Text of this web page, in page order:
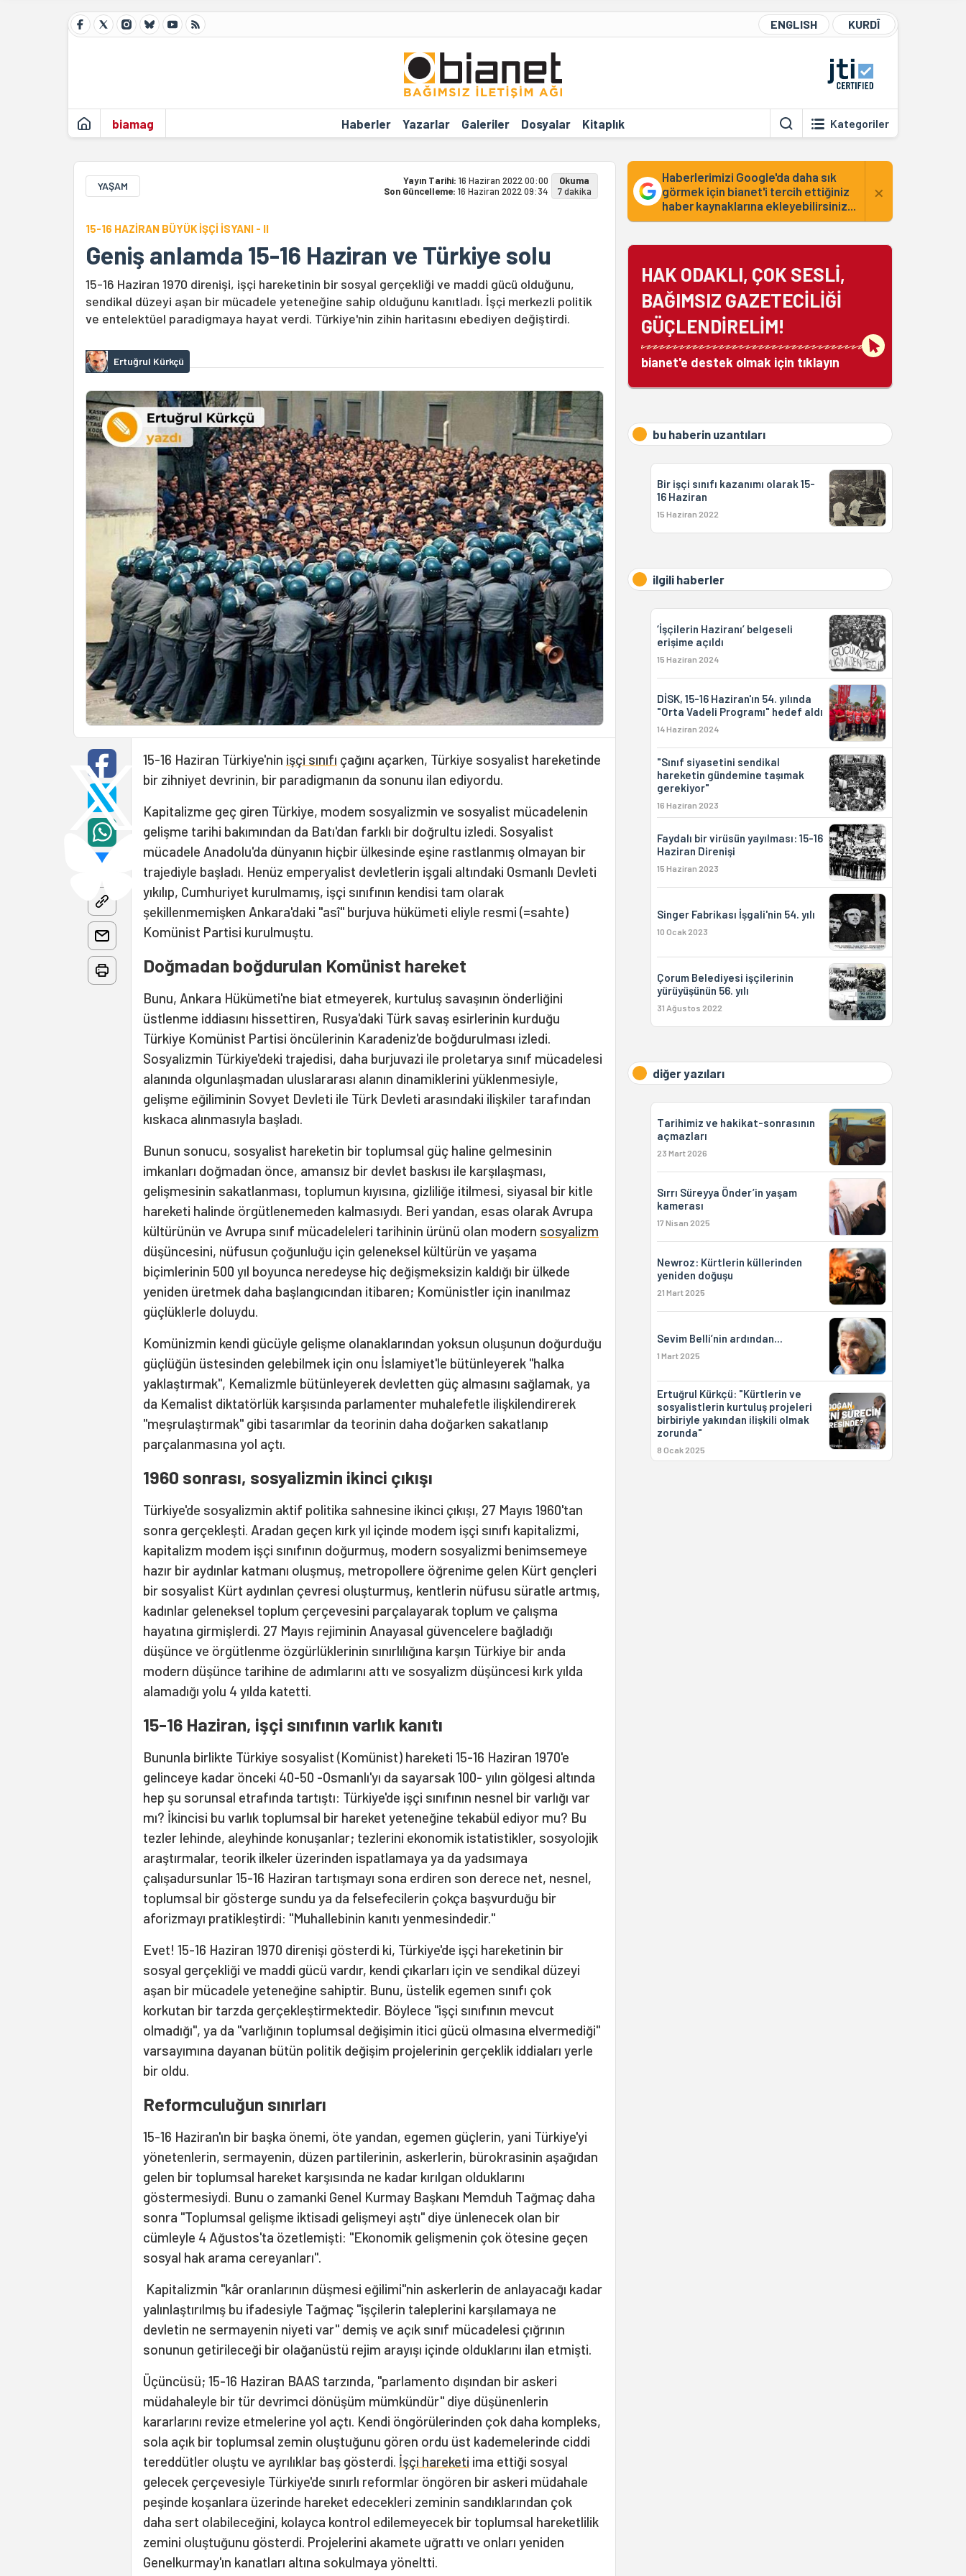
ENGLISH KURDÎ
biamag Haberler Yazarlar Galeriler Dosyalar Kitaplık Kategoriler
YAŞAM Yayın Tarihi: 16 Haziran 2022 00:00
Son Güncelleme: 16 Haziran 2022 09:34
Okuma
7 dakika
15-16 HAZİRAN BÜYÜK İŞÇİ İSYANI - II
Geniş anlamda 15-16 Haziran ve Türkiye solu
15-16 Haziran 1970 direnişi, işçi hareketinin bir sosyal gerçekliği ve maddi gücü olduğunu,
sendikal düzeyi aşan bir mücadele yeteneğine sahip olduğunu kanıtladı. İşçi merkezli politik
ve entelektüel paradigmaya hayat verdi. Türkiye'nin zihin haritasını ebediyen değiştirdi.
Ertuğrul Kürkçü
15-16 Haziran Türkiye'nin işçi sınıfı çağını açarken, Türkiye sosyalist hareketinde
bir zihniyet devrinin, bir paradigmanın da sonunu ilan ediyordu.
Kapitalizme geç giren Türkiye, modem sosyalizmin ve sosyalist mücadelenin
gelişme tarihi bakımından da Batı'dan farklı bir doğrultu izledi. Sosyalist
mücadele Anadolu'da dünyanın hiçbir ülkesinde eşine rastlanmış olmayan bir
trajediyle başladı. Henüz emperyalist devletlerin işgali altındaki Osmanlı Devleti
yıkılıp, Cumhuriyet kurulmamış, işçi sınıfının kendisi tam olarak
şekillenmemişken Ankara'daki "asî" burjuva hükümeti eliyle resmi (=sahte)
Komünist Partisi kurulmuştu.
Doğmadan boğdurulan Komünist hareket
Bunu, Ankara Hükümeti'ne biat etmeyerek, kurtuluş savaşının önderliğini
üstlenme iddiasını hissettiren, Rusya'daki Türk savaş esirlerinin kurduğu
Türkiye Komünist Partisi öncülerinin Karadeniz'de boğdurulması izledi.
Sosyalizmin Türkiye'deki trajedisi, daha burjuvazi ile proletarya sınıf mücadelesi
alanında olgunlaşmadan uluslararası alanın dinamiklerini yüklenmesiyle,
gelişme eğiliminin Sovyet Devleti ile Türk Devleti arasındaki ilişkiler tarafından
kıskaca alınmasıyla başladı.
Bunun sonucu, sosyalist hareketin bir toplumsal güç haline gelmesinin
imkanları doğmadan önce, amansız bir devlet baskısı ile karşılaşması,
gelişmesinin sakatlanması, toplumun kıyısına, gizliliğe itilmesi, siyasal bir kitle
hareketi halinde örgütlenemeden kalmasıydı. Beri yandan, esas olarak Avrupa
kültürünün ve Avrupa sınıf mücadeleleri tarihinin ürünü olan modern sosyalizm
düşüncesini, nüfusun çoğunluğu için geleneksel kültürün ve yaşama
biçimlerinin 500 yıl boyunca neredeyse hiç değişmeksizin kaldığı bir ülkede
yeniden üretmek daha başlangıcından itibaren; Komünistler için inanılmaz
güçlüklerle doluydu.
Komünizmin kendi gücüyle gelişme olanaklarından yoksun oluşunun doğurduğu
güçlüğün üstesinden gelebilmek için onu İslamiyet'le bütünleyerek "halka
yaklaştırmak", Kemalizmle bütünleyerek devletten güç almasını sağlamak, ya
da Kemalist diktatörlük karşısında parlamenter muhalefetle ilişkilendirerek
"meşrulaştırmak" gibi tasarımlar da teorinin daha doğarken sakatlanıp
parçalanmasına yol açtı.
1960 sonrası, sosyalizmin ikinci çıkışı
Türkiye'de sosyalizmin aktif politika sahnesine ikinci çıkışı, 27 Mayıs 1960'tan
sonra gerçekleşti. Aradan geçen kırk yıl içinde modem işçi sınıfı kapitalizmi,
kapitalizm modem işçi sınıfının doğurmuş, modern sosyalizmi benimsemeye
hazır bir aydınlar katmanı oluşmuş, metropollere öğrenime gelen Kürt gençleri
bir sosyalist Kürt aydınlan çevresi oluşturmuş, kentlerin nüfusu süratle artmış,
kadınlar geleneksel toplum çerçevesini parçalayarak toplum ve çalışma
hayatına girmişlerdi. 27 Mayıs rejiminin Anayasal güvencelere bağladığı
düşünce ve örgütlenme özgürlüklerinin sınırlılığına karşın Türkiye bir anda
modern düşünce tarihine de adımlarını attı ve sosyalizm düşüncesi kırk yılda
alamadığı yolu 4 yılda katetti.
15-16 Haziran, işçi sınıfının varlık kanıtı
Bununla birlikte Türkiye sosyalist (Komünist) hareketi 15-16 Haziran 1970'e
gelinceye kadar önceki 40-50 -Osmanlı'yı da sayarsak 100- yılın gölgesi altında
hep şu sorunsal etrafında tartıştı: Türkiye'de işçi sınıfının nesnel bir varlığı var
mı? İkincisi bu varlık toplumsal bir hareket yeteneğine tekabül ediyor mu? Bu
tezler lehinde, aleyhinde konuşanlar; tezlerini ekonomik istatistikler, sosyolojik
araştırmalar, teorik ilkeler üzerinden ispatlamaya ya da yadsımaya
çalışadursunlar 15-16 Haziran tartışmayı sona erdiren son derece net, nesnel,
toplumsal bir gösterge sundu ya da felsefecilerin çokça başvurduğu bir
aforizmayı pratikleştirdi: "Muhallebinin kanıtı yenmesindedir."
Evet! 15-16 Haziran 1970 direnişi gösterdi ki, Türkiye'de işçi hareketinin bir
sosyal gerçekliği ve maddi gücü vardır, kendi çıkarları için ve sendikal düzeyi
aşan bir mücadele yeteneğine sahiptir. Bunu, üstelik egemen sınıfı çok
korkutan bir tarzda gerçekleştirmektedir. Böylece "işçi sınıfının mevcut
olmadığı", ya da "varlığının toplumsal değişimin itici gücü olmasına elvermediği"
varsayımına dayanan bütün politik değişim projelerinin gerçeklik iddiaları yerle
bir oldu.
Reformculuğun sınırları
15-16 Haziran'ın bir başka önemi, öte yandan, egemen güçlerin, yani Türkiye'yi
yönetenlerin, sermayenin, düzen partilerinin, askerlerin, bürokrasinin aşağıdan
gelen bir toplumsal hareket karşısında ne kadar kırılgan olduklarını
göstermesiydi. Bunu o zamanki Genel Kurmay Başkanı Memduh Tağmaç daha
sonra "Toplumsal gelişme iktisadi gelişmeyi aştı" diye ünlenecek olan bir
cümleyle 4 Ağustos'ta özetlemişti: "Ekonomik gelişmenin çok ötesine geçen
sosyal hak arama cereyanları".
Kapitalizmin "kâr oranlarının düşmesi eğilimi"nin askerlerin de anlayacağı kadar
yalınlaştırılmış bu ifadesiyle Tağmaç "işçilerin taleplerini karşılamaya ne
devletin ne sermayenin niyeti var" demiş ve açık sınıf mücadelesi çığrının
sonunun getirileceği bir olağanüstü rejim arayışı içinde olduklarını ilan etmişti.
Üçüncüsü; 15-16 Haziran BAAS tarzında, "parlamento dışından bir askeri
müdahaleyle bir tür devrimci dönüşüm mümkündür" diye düşünenlerin
kararlarını revize etmelerine yol açtı. Kendi öngörülerinden çok daha kompleks,
sola açık bir toplumsal zemin oluştuğunu gören ordu üst kademelerinde ciddi
tereddütler oluştu ve ayrılıklar baş gösterdi. İşçi hareketi ima ettiği sosyal
gelecek çerçevesiyle Türkiye'de sınırlı reformlar öngören bir askeri müdahale
peşinde koşanlara üzerinde hareket edecekleri zeminin sandıklarından çok
daha sert olabileceğini, kolayca kontrol edilemeyecek bir toplumsal hareketlilik
zemini oluştuğunu gösterdi. Projelerini akamete uğrattı ve onları yeniden
Genelkurmay'ın kanatları altına sokulmaya yöneltti.
Haberlerimizi Google'da daha sık
görmek için bianet'i tercih ettiğiniz
haber kaynaklarına ekleyebilirsiniz...
×
HAK ODAKLI, ÇOK SESLİ,
BAĞIMSIZ GAZETECİLİĞİ
GÜÇLENDİRELİM!
bianet'e destek olmak için tıklayın
bu haberin uzantıları
Bir işçi sınıfı kazanımı olarak 15-
16 Haziran
15 Haziran 2022
ilgili haberler
‘İşçilerin Haziranı’ belgeseli
erişime açıldı
15 Haziran 2024
DİSK, 15-16 Haziran'ın 54. yılında
"Orta Vadeli Programı" hedef aldı
14 Haziran 2024
"Sınıf siyasetini sendikal
hareketin gündemine taşımak
gerekiyor"
16 Haziran 2023
Faydalı bir virüsün yayılması: 15-16
Haziran Direnişi
15 Haziran 2023
Singer Fabrikası İşgali'nin 54. yılı
10 Ocak 2023
Çorum Belediyesi işçilerinin
yürüyüşünün 56. yılı
31 Ağustos 2022
diğer yazıları
Tarihimiz ve hakikat-sonrasının
açmazları
23 Mart 2026
Sırrı Süreyya Önder’in yaşam
kamerası
17 Nisan 2025
Newroz: Kürtlerin küllerinden
yeniden doğuşu
21 Mart 2025
Sevim Belli’nin ardından...
1 Mart 2025
Ertuğrul Kürkçü: "Kürtlerin ve
sosyalistlerin kurtuluş projeleri
birbiriyle yakından ilişkili olmak
zorunda"
8 Ocak 2025